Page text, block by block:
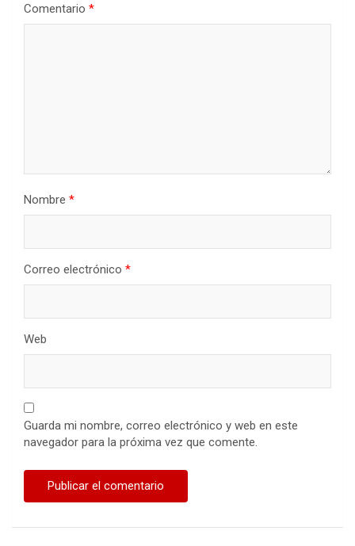
Comentario *
Nombre *
Correo electrónico *
Web
Guarda mi nombre, correo electrónico y web en este
navegador para la próxima vez que comente.